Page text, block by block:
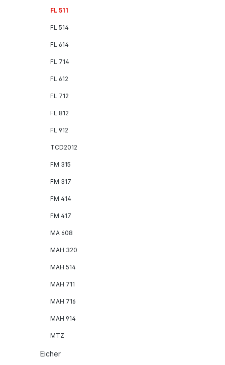
FL 511
FL 514
FL 614
FL 714
FL 612
FL 712
FL 812
FL 912
TCD2012
FM 315
FM 317
FM 414
FM 417
MA 608
MAH 320
MAH 514
MAH 711
MAH 716
MAH 914
MTZ
Eicher